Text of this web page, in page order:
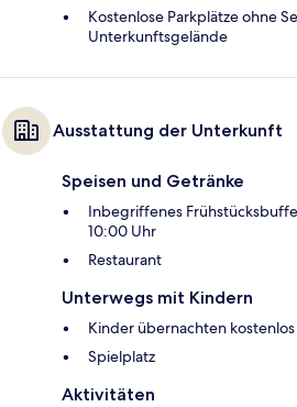
Kostenlose Parkplätze ohne
Unterkunftsgelände
Ausstattung der Unterkunft
Speisen und Getränke
Inbegriffenes
10:00 Uhr
Restaurant
Unterwegs mit Kindern
Kinder übernachten kostenlos
Spielplatz
Aktivitäten